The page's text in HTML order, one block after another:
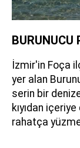
İzmir'in Foça
yer alan
serin bir
kıyıdan
rahatça